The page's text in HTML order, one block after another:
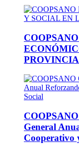
General
Cooperativo